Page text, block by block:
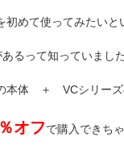
めて使ってみたいと
るって知っていまし
本体 ＋ VCシリーズ
オフで購入できち